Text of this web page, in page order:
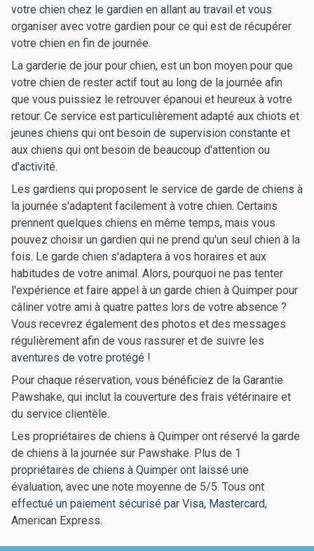
votre chien chez le gardien en allant au travail et vous
organiser avec votre gardien pour ce qui est de récupérer
votre chien en fin de journée.
La garderie de jour pour chien, est un bon moyen pour que
votre chien de rester actif tout au long de la journée afin
que vous puissiez le retrouver épanoui et heureux à votre
retour. Ce service est particulièrement adapté aux chiots et
jeunes chiens qui ont besoin de supervision constante et
aux chiens qui ont besoin de beaucoup d'attention ou
d'activité.
Les gardiens qui proposent le service de garde de chiens à
la journée s'adaptent facilement à votre chien. Certains
prennent quelques chiens en même temps, mais vous
pouvez choisir un gardien qui ne prend qu'un seul chien à la
fois. Le garde chien s'adaptera à vos horaires et aux
habitudes de votre animal. Alors, pourquoi ne pas tenter
l'expérience et faire appel à un garde chien à Quimper pour
câliner votre ami à quatre pattes lors de votre absence ?
Vous recevrez également des photos et des messages
régulièrement afin de vous rassurer et de suivre les
aventures de votre protégé !
Pour chaque réservation, vous bénéficiez de la Garantie
Pawshake, qui inclut la couverture des frais vétérinaire et
du service clientèle.
Les propriétaires de chiens à Quimper ont réservé la garde
de chiens à la journée sur Pawshake. Plus de 1
propriétaires de chiens à Quimper ont laissé une
évaluation, avec une note moyenne de 5/5. Tous ont
effectué un paiement sécurisé par Visa, Mastercard,
American Express.